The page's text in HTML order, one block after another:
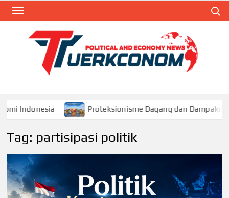
Skip
Proteksionisme Dagang dan Dampaknya bagi Ekonomi
Tag: partisipasi politik